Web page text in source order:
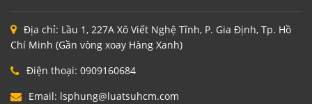
Địa chỉ: Lầu 1, 227A Xô Viết Nghệ Tĩnh, P. Gia Định, Tp. Hồ
Chí Minh (Gần vòng xoay Hàng Xanh)
Điện thoại: 0909160684
Email: lsphung@luatsuhcm.com